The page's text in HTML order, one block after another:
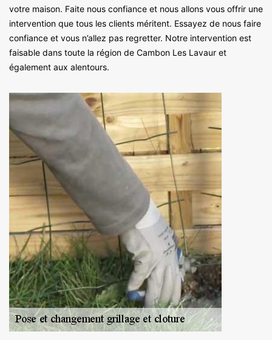
votre maison. Faite nous confiance et nous allons vous offrir une
intervention que tous les clients méritent. Essayez de nous faire
confiance et vous n’allez pas regretter. Notre intervention est
faisable dans toute la région de Cambon Les Lavaur et
également aux alentours.